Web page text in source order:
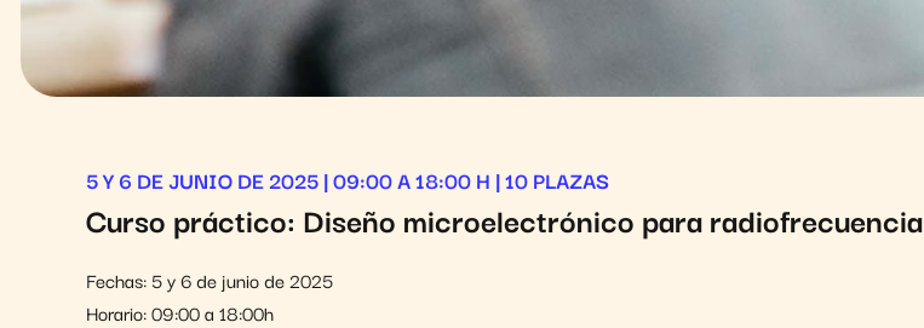
5 Y 6 DE JUNIO DE 2025 | 09:00 A 18:00 H | 10 PLAZAS
Curso práctico: Diseño microelectrónico para radiofrecuencia
Fechas: 5 y 6 de junio de 2025
Horario: 09:00 a 18:00h